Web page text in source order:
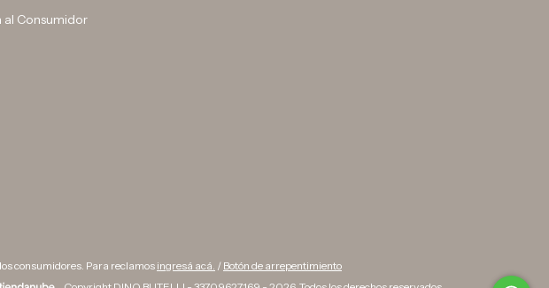
Consumidor
consumidores. Para reclamosingresá acá. / Botón de arrepentimiento